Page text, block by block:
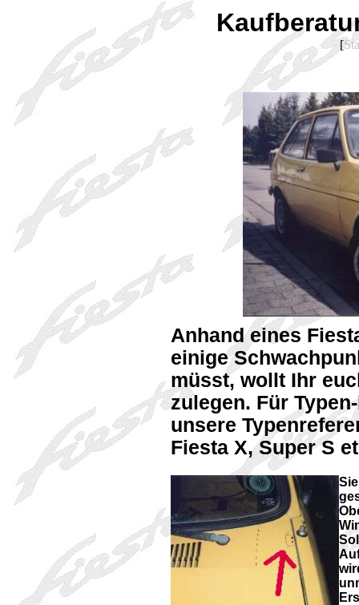
[
Anhand eines
einige
müsst, wollt Ihr
zulegen. Für
unsere
Fiesta X, Super S